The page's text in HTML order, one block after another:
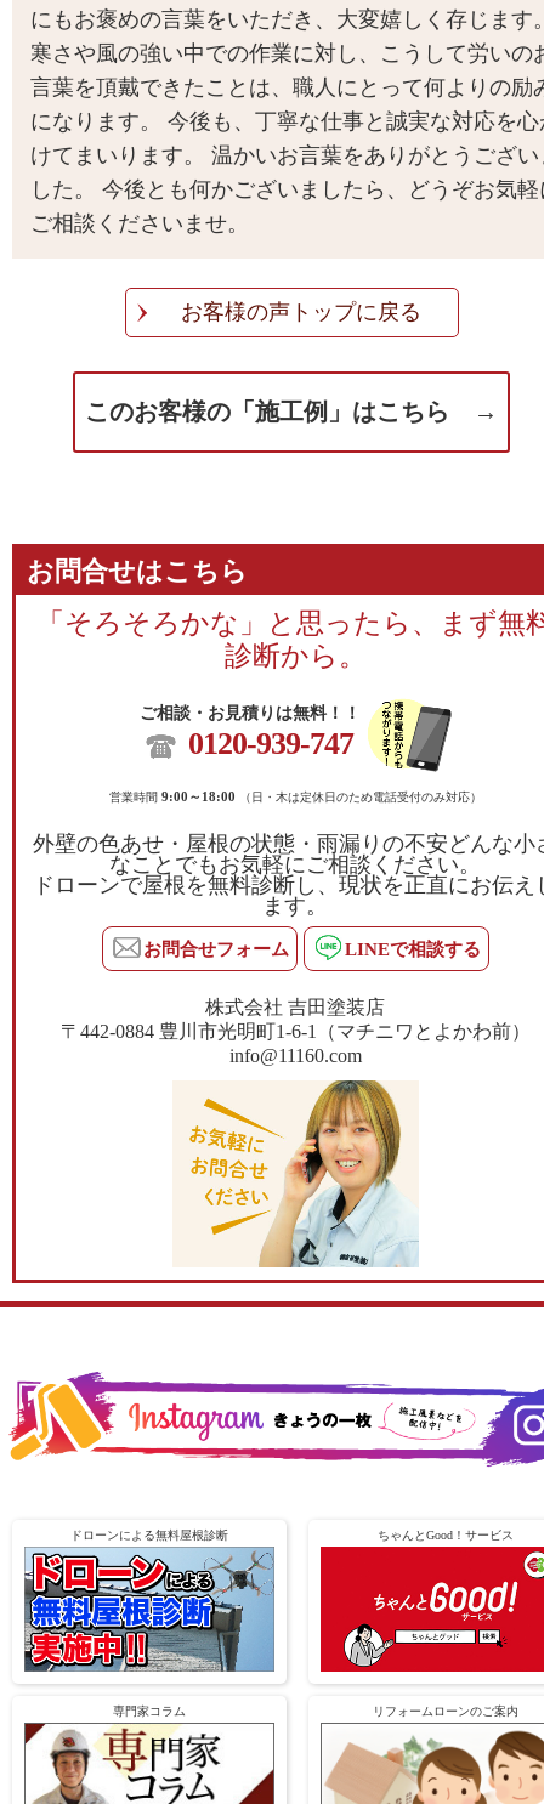
にもお褒めの言葉をいただき、大変嬉しく存じます
寒さや風の強い中での作業に対し、こうして労いの
言葉を頂戴できたことは、職人にとって何よりの励
になります。 今後も、丁寧な仕事と誠実な対応を心
けてまいります。 温かいお言葉をありがとうござい
した。 今後とも何かございましたら、どうぞお気軽
ご相談くださいませ。
お客様の声トップに戻る
このお客様の「施工例」はこちら →
お問合せはこちら
「そろそろかな」と思ったら、まず無
診断から。
ご相談・お見積りは無料！！
0120-939-747
営業時間 9:00～18:00 （日・木は定休日のため電話受付のみ対応）
外壁の色あせ・屋根の状態・雨漏りの不安どんな小
なことでもお気軽にご相談ください。
ドローンで屋根を無料診断し、現状を正直にお伝え
ます。
お問合せフォーム LINEで相談する
株式会社 吉田塗装店
〒442-0884 豊川市光明町1-6-1（マチニワとよかわ前）
info@11160.com
ドローンによる無料屋根診断 ちゃんとGood！サービス
専門家コラム リフォームローンのご案内